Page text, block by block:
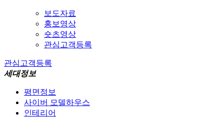
보도자료
홍보영상
숏츠영상
관심고객등록
관심고객등록
세대정보
평면정보
사이버 모델하우스
인테리어